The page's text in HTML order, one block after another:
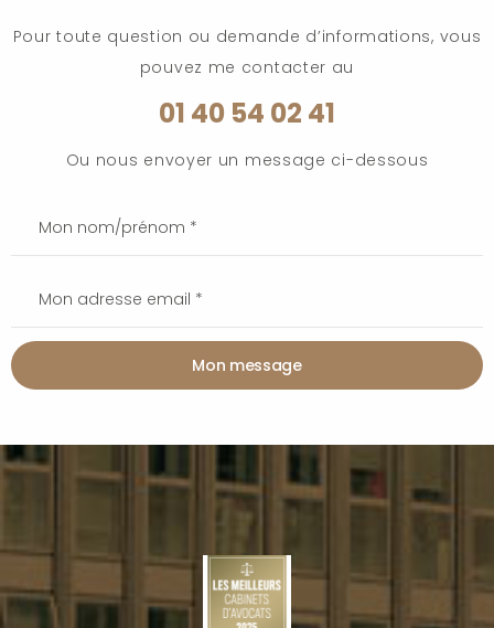
Pour toute question ou demande d’informations, vous
pouvez me contacter au
01 40 54 02 41
Ou nous envoyer un message ci-dessous
Mon message